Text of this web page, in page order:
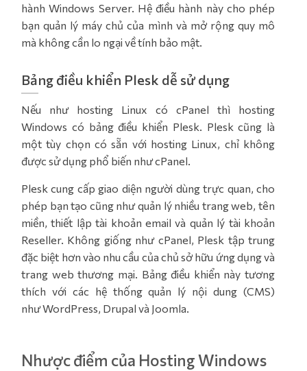
hành Windows Server. Hệ điều hành này cho phép
bạn quản lý máy chủ của mình và mở rộng quy mô
mà không cần lo ngại về tính bảo mật.
Bảng điều khiển Plesk dễ sử dụng
Nếu như hosting Linux có cPanel thì hosting
Windows có bảng điều khiển Plesk. Plesk cũng là
một tùy chọn có sẵn với hosting Linux, chỉ không
được sử dụng phổ biến như cPanel.
Plesk cung cấp giao diện người dùng trực quan, cho
phép bạn tạo cũng như quản lý nhiều trang web, tên
miền, thiết lập tài khoản email và quản lý tài khoản
Reseller. Không giống như cPanel, Plesk tập trung
đặc biệt hơn vào nhu cầu của chủ sở hữu ứng dụng và
trang web thương mại. Bảng điều khiển này tương
thích với các hệ thống quản lý nội dung (CMS)
như WordPress, Drupal và Joomla.
Nhược điểm của Hosting Windows